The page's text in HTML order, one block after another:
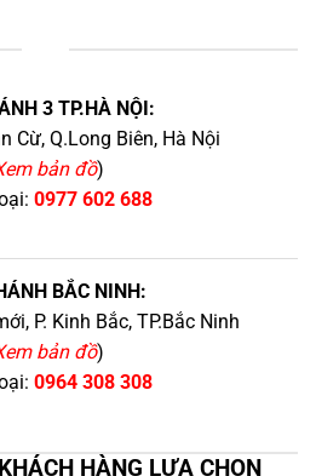
3 TP.HÀ NỘI:
Cừ, Q.Long Biên, Hà Nội
bản đồ)
0977 602 688
BẮC NINH:
P. Kinh Bắc, TP.Bắc Ninh
bản đồ)
0964 308 308
HÀNG LỰA CHỌN